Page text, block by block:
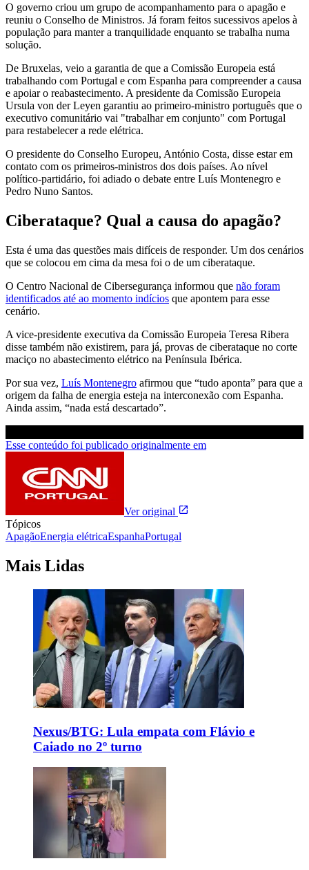
O governo criou um grupo de acompanhamento para o apagão e
reuniu o Conselho de Ministros. Já foram feitos sucessivos apelos à
população para manter a tranquilidade enquanto se trabalha numa
solução.
De Bruxelas, veio a garantia de que a Comissão Europeia está
trabalhando com Portugal e com Espanha para compreender a causa
e apoiar o reabastecimento. A presidente da Comissão Europeia
Ursula von der Leyen garantiu ao primeiro-ministro português que o
executivo comunitário vai "trabalhar em conjunto" com Portugal
para restabelecer a rede elétrica.
O presidente do Conselho Europeu, António Costa, disse estar em
contato com os primeiros-ministros dos dois países. Ao nível
político-partidário, foi adiado o debate entre Luís Montenegro e
Pedro Nuno Santos.
Ciberataque? Qual a causa do apagão?
Esta é uma das questões mais difíceis de responder. Um dos cenários
que se colocou em cima da mesa foi o de um ciberataque.
O Centro Nacional de Cibersegurança informou que não foram
identificados até ao momento indícios que apontem para esse
cenário.
A vice-presidente executiva da Comissão Europeia Teresa Ribera
disse também não existirem, para já, provas de ciberataque no corte
maciço no abastecimento elétrico na Península Ibérica.
Por sua vez, Luís Montenegro afirmou que “tudo aponta” para que a
origem da falha de energia esteja na interconexão com Espanha.
Ainda assim, “nada está descartado”.
Esse conteúdo foi publicado originalmente em
Ver original
Tópicos
ApagãoEnergia elétricaEspanhaPortugal
Mais Lidas
Nexus/BTG: Lula empata com Flávio e
Caiado no 2º turno